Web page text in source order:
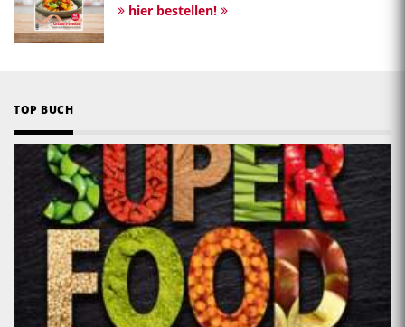
hier bestellen!
TOP BUCH